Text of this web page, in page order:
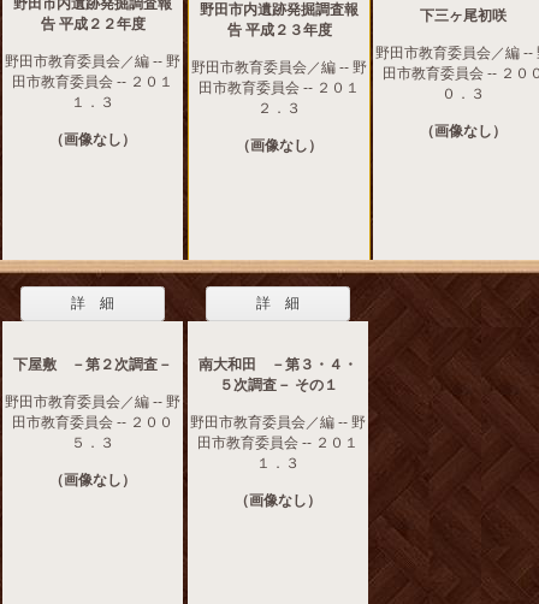
野田市内遺跡発掘調査報
告 平成２２年度
野田市教育委員会／編 -- 野
田市教育委員会 -- ２０１
１．３
（画像なし）
野田市内遺跡発掘調査報
告 平成２３年度
野田市教育委員会／編 -- 野
田市教育委員会 -- ２０１
２．３
（画像なし）
下三ヶ尾初咲
野田市教育委員会／編 --
田市教育委員会 -- ２０
０．３
（画像なし）
詳 細
下屋敷 －第２次調査－
野田市教育委員会／編 -- 野
田市教育委員会 -- ２００
５．３
（画像なし）
詳 細
南大和田 －第３・４・
５次調査－ その１
野田市教育委員会／編 -- 野
田市教育委員会 -- ２０１
１．３
（画像なし）